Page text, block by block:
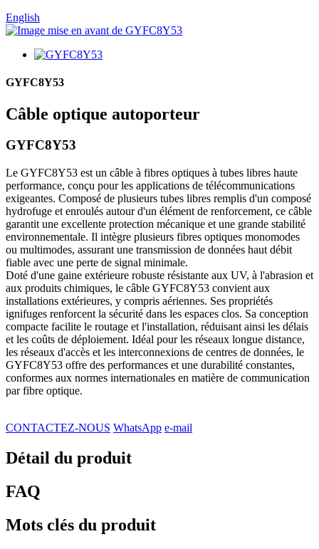
English
GYFC8Y53
Câble optique autoporteur
GYFC8Y53
Le GYFC8Y53 est un câble à fibres optiques à tubes libres haute
performance, conçu pour les applications de télécommunications
exigeantes. Composé de plusieurs tubes libres remplis d'un composé
hydrofuge et enroulés autour d'un élément de renforcement, ce câble
garantit une excellente protection mécanique et une grande stabilité
environnementale. Il intègre plusieurs fibres optiques monomodes
ou multimodes, assurant une transmission de données haut débit
fiable avec une perte de signal minimale.
Doté d'une gaine extérieure robuste résistante aux UV, à l'abrasion et
aux produits chimiques, le câble GYFC8Y53 convient aux
installations extérieures, y compris aériennes. Ses propriétés
ignifuges renforcent la sécurité dans les espaces clos. Sa conception
compacte facilite le routage et l'installation, réduisant ainsi les délais
et les coûts de déploiement. Idéal pour les réseaux longue distance,
les réseaux d'accès et les interconnexions de centres de données, le
GYFC8Y53 offre des performances et une durabilité constantes,
conformes aux normes internationales en matière de communication
par fibre optique.
CONTACTEZ-NOUS WhatsApp e-mail
Détail du produit
FAQ
Mots clés du produit